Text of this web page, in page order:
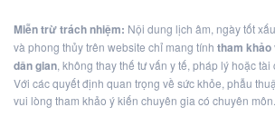
Miễn trừ trách nhiệm: Nội dung lịch âm, ngày tốt
và phong thủy trên website chỉ mang tính tham khảo
dân gian, không thay thế tư vấn y tế, pháp lý hoặc
Với các quyết định quan trọng về sức khỏe, phẫu
vui lòng tham khảo ý kiến chuyên gia có chuyên môn.